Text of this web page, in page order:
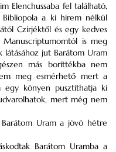
Elenchussaba fel található,
a ki hirem nélkül
Czirjéktől és egy kedves
is meg
jut Barátom Uram
más boríttékba nem
meg esmérhető mert a
könyen pusztíthatja ki
mert még nem
Uram a jövö hétre
Barátom Uramba a